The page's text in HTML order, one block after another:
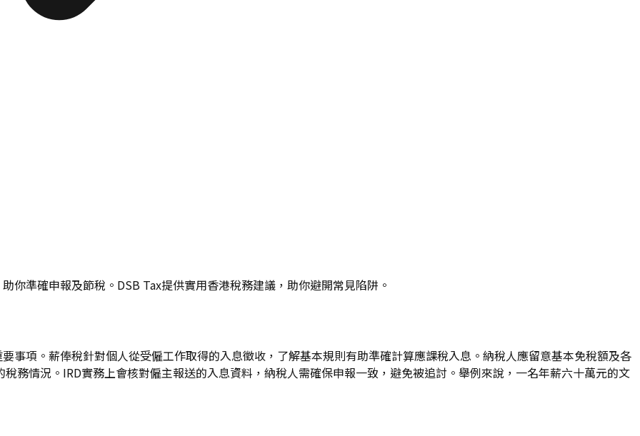
你準確申報及節稅。DSB Tax提供實用香港稅務建議，助你避開常見陷阱。
事項。薪俸稅針對個人從受僱工作取得的入息徵收，了解基本規則有助準確計算應課稅入息。納稅人應留意基本免稅額及各
務情況。IRD實務上會核對僱主報送的入息資料，納稅人需確保申報一致，避免被追討。舉例來說，一名年薪六十萬元的文